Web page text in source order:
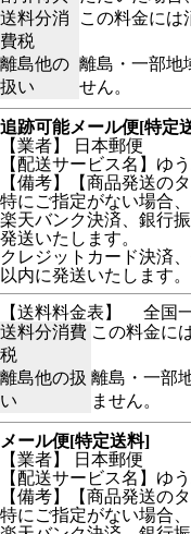
送料分消
費税
この料金には
離島他の
扱い
離島・一部地
せん。
追跡可能メール便[特定
【業者】 日本郵便
【配送サービス名】ゆ
【備考】【商品発送の
特にご指定がない場合、
楽天バンク決済、銀行
発送いたします。
クレジットカード決済
以内に発送いたします。
【送料料金表】
全国一
送料分消費
税
この料金に
離島他の扱
い
離島・一部
ません。
メール便[特定送料]
【業者】 日本郵便
【配送サービス名】ゆ
【備考】【商品発送の
特にご指定がない場合、